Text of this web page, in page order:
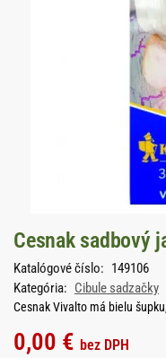
Cesnak sadbový
Katalógové číslo: 149106
Kategória: Cibule sadzačky
Cesnak Vivalto má bielu
0,00 € bez DPH